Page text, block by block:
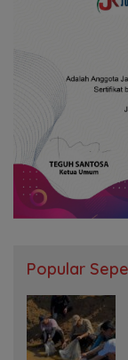
Popular